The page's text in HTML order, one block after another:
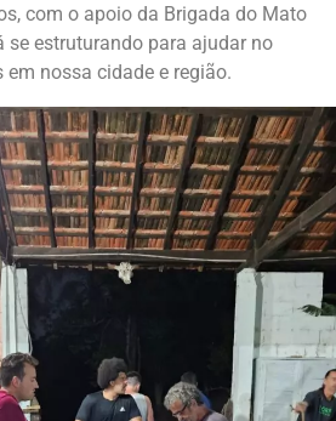
com o apoio da Brigada do Mato
se estruturando para ajudar no
nossa cidade e região.